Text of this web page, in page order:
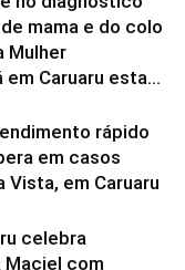
mama e do colo
Mulher
Caruaru esta...
rápido
em casos
Vista, em Caruaru
celebra
Maciel com